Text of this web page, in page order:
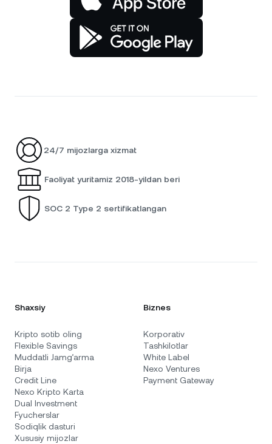
24/7 mijozlarga xizmat
Faoliyat yuritamiz 2018-yildan beri
SOC 2 Type 2 sertifikatlangan
Shaxsiy
Kripto sotib oling
Flexible Savings
Muddatli Jamg‘arma
Birja
Credit Line
Nexo Kripto Karta
Dual Investment
Fyucherslar
Sodiqlik dasturi
Xususiy mijozlar
Biznes
Korporativ
Tashkilotlar
White Label
Nexo Ventures
Payment Gateway